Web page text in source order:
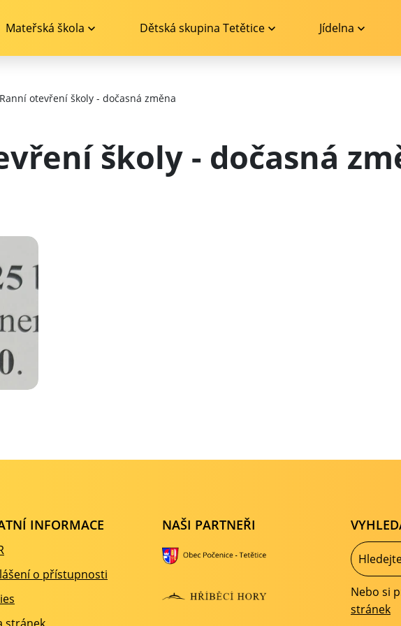
Mateřská škola Dětská skupina Tetětice Jídelna
Ranní otevření školy - dočasná změna
školy - dočasná
INFORMACE
o přístupnosti
NAŠI PARTNEŘI
Nebo si
stránek